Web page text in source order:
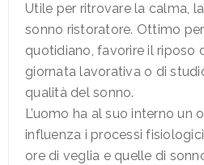
Utile per ritrovare la calma,
sonno ristoratore. Ottimo
quotidiano, favorire il riposo
giornata lavorativa o di
qualità del sonno.
L’uomo ha al suo interno
influenza i processi
ore di veglia e quelle di